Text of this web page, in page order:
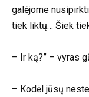
galėjome
tiek liktų… Šiek
– Ir ką?” – vyras
– Kodėl jūsų